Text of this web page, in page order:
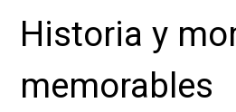
Historia y
memorables